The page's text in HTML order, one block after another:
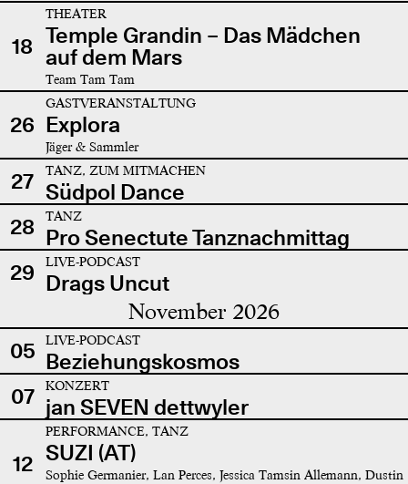
18
THEATER
Temple Grandin – Das Mädchen
auf dem Mars
Team Tam Tam
26
GASTVERANSTALTUNG
Explora
Jäger & Sammler
27 TANZ, ZUM MITMACHEN
Südpol Dance
28
TANZ
Pro Senectute Tanznachmittag
29
LIVE-PODCAST
Drags Uncut
November 2026
05 LIVE-PODCAST
Beziehungskosmos
07
KONZERT
jan SEVEN dettwyler
12
PERFORMANCE, TANZ
SUZI (AT)
Sophie Germanier, Lan Perces, Jessica Tamsin Allemann, Dustin